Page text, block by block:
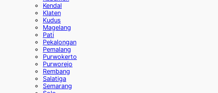
Kendal
Klaten
Kudus
Magelang
Pati
Pekalongan
Pemalang
Purwokerto
Purworejo
Rembang
Salatiga
Semarang